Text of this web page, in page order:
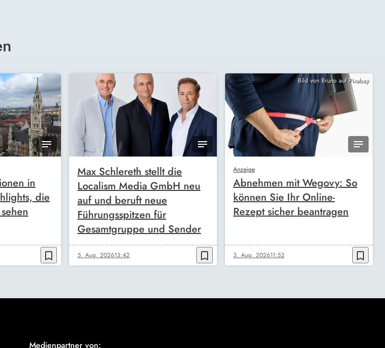
in
die
bookmark_border
Max Schlereth stellt die
Localism Media GmbH neu
auf und beruft neue
Führungsspitzen für
Gesamtgruppe und Sender
5. Aug. 202613:42 bookmark_border
Bild von Bruno auf Pixabay
Anzeige
Abnehmen mit Wegovy: So
können Sie Ihr Online-
Rezept sicher beantragen
3. Aug. 202611:52 bookmark_border
Medienpartner von: